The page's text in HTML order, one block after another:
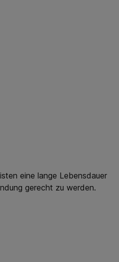
eine lange Lebensdauer
gerecht zu werden.